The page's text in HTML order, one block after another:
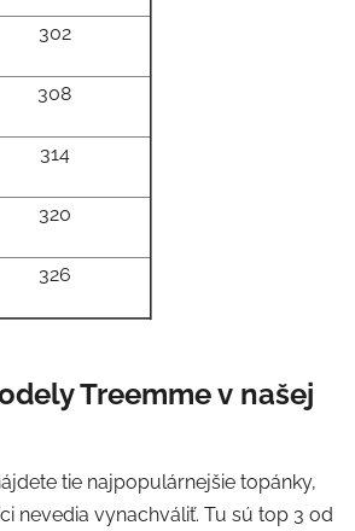
302
308
314
320
326
Treemme v našej
tie najpopulárnejšie topánky,
nevedia vynachváliť. Tu sú top 3 od